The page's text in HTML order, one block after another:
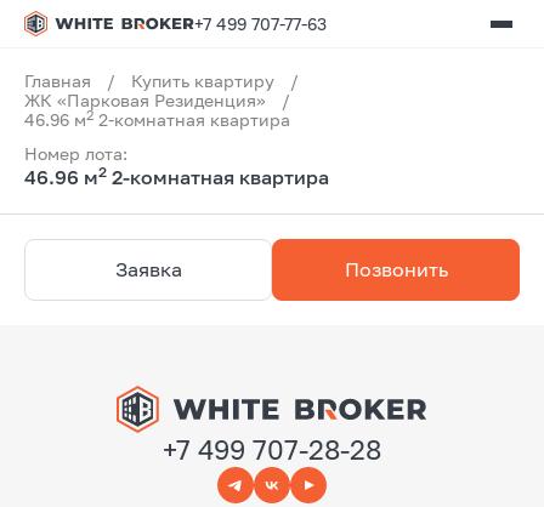
+7 499 707-77-63
Главная / Купить квартиру
/
ЖК «Парковая Резиденция»
/
46.96 м2 2-комнатная квартира
Номер лота:
46.96 м2 2-комнатная квартира
Заявка Позвонить
+7 499 707-28-28